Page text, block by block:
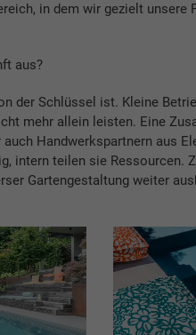
in dem wir gezielt unsere
aus?
der Schlüssel ist. Kleine
mehr allein leisten. Eine
Handwerks­partnern aus
intern teilen sie Ressourcen.
Gartengestaltung weiter